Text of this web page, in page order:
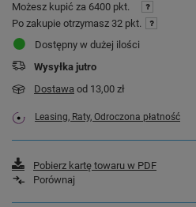
Możesz kupić za 6400 pkt.
Po zakupie otrzymasz 32 pkt.
Dostępny w dużej ilości
Wysyłka jutro
Dostawa od 13,00 zł
Leasing, Raty, Odroczona płatność
Pobierz kartę towaru w PDF
Porównaj